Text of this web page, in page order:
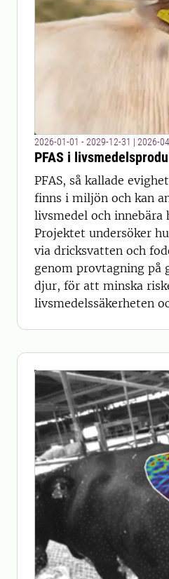
2026-01-01 - 2029-12-31 | 2026-
PFAS i
PFAS, så kallade
finns i miljön och kan
livsmedel och innebära
Projektet undersöker
via dricksvatten och
genom provtagning på
djur, för att minska
livsmedelssäkerheten